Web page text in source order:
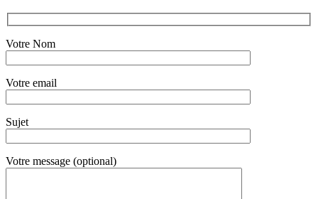
Votre Nom
Votre email
Sujet
Votre message (optional)